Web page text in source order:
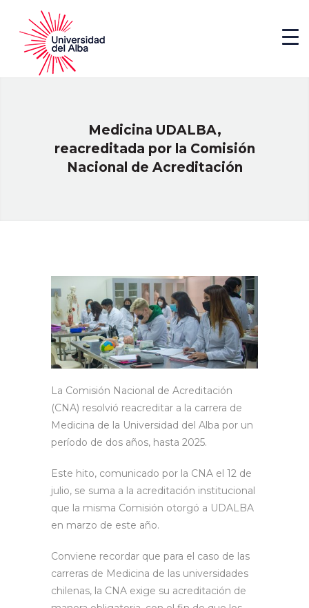
Medicina UDALBA,
reacreditada por la Comisión
Nacional de Acreditación
La Comisión Nacional de Acreditación
(CNA) resolvió reacreditar a la carrera de
Medicina de la Universidad del Alba por un
período de dos años, hasta 2025.
Este hito, comunicado por la CNA el 12 de
julio, se suma a la acreditación institucional
que la misma Comisión otorgó a UDALBA
en marzo de este año.
Conviene recordar que para el caso de las
carreras de Medicina de las universidades
chilenas, la CNA exige su acreditación de